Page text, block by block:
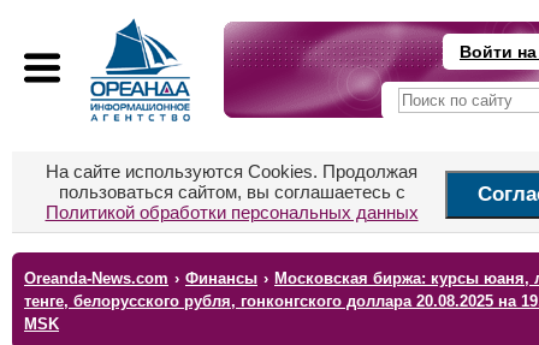
Войти
На сайте используются Cookies. Продолжая
пользоваться сайтом, вы соглашаетесь с
Политикой обработки персональных данных
Oreanda-News.com › Финансы › Московская биржа: курсы юаня,
тенге, белорусского рубля, гонконгского доллара 20.08.2025 на
MSK